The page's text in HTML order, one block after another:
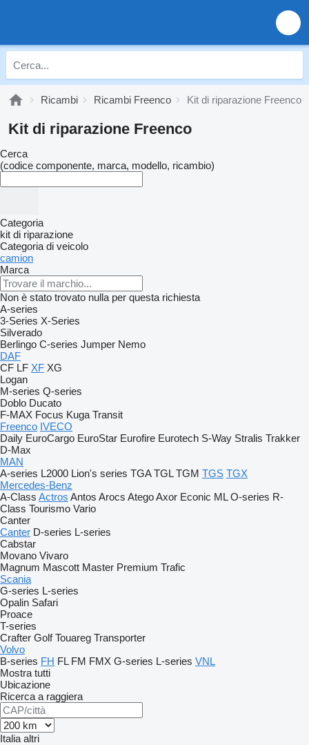
Ricambi Ricambi Freenco Kit di riparazione Freenco
Kit di riparazione Freenco
Cerca
(codice componente, marca, modello, ricambio)
Categoria
kit di riparazione
Categoria di veicolo
camion
Marca
Non è stato trovato nulla per questa richiesta
A-series
3-Series X-Series
Silverado
Berlingo C-series Jumper Nemo
DAF
CF LF XF XG
Logan
M-series Q-series
Doblo Ducato
F-MAX Focus Kuga Transit
Freenco IVECO
Daily EuroCargo EuroStar Eurofire Eurotech S-Way Stralis Trakker
D-Max
MAN
A-series L2000 Lion's series TGA TGL TGM TGS TGX
Mercedes-Benz
A-Class Actros Antos Arocs AtegoAxor Econic ML O-series R-
Class Tourismo Vario
Canter
Canter D-series L-series
Cabstar
Movano Vivaro
Magnum Mascott Master Premium Trafic
Scania
G-series L-series
Opalin Safari
Proace
T-series
Crafter Golf Touareg Transporter
Volvo
B-series FH FL FM FMX G-series L-series VNL
Mostra tutti
Ubicazione
Ricerca a raggiera
Italia altri